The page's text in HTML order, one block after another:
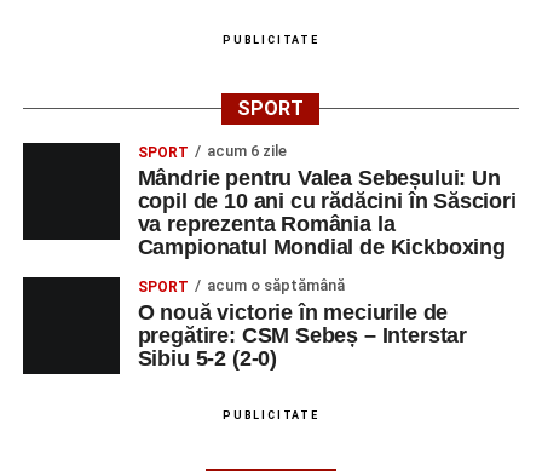
PUBLICITATE
SPORT
SPORT acum 6 zile
Mândrie pentru Valea Sebeșului: Un
copil de 10 ani cu rădăcini în Săsciori
va reprezenta România la
Campionatul Mondial de Kickboxing
SPORT acum o săptămână
O nouă victorie în meciurile de
pregătire: CSM Sebeș – Interstar
Sibiu 5-2 (2-0)
PUBLICITATE